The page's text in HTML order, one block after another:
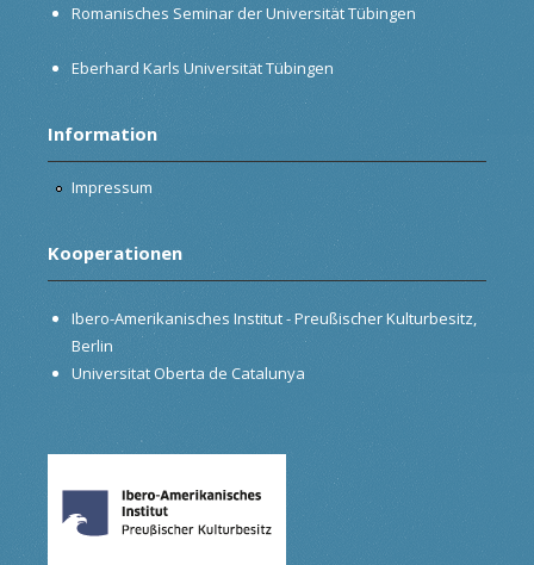
Romanisches Seminar der Universität Tübingen
Eberhard Karls Universität Tübingen
Information
Impressum
Kooperationen
Ibero-Amerikanisches Institut - Preußischer Kulturbesitz,
Berlin
Universitat Oberta de Catalunya